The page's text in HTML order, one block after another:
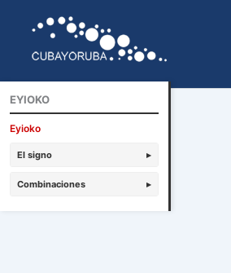
contenido
EYIOKO
Eyioko
El signo ▸
Combinaciones ▸